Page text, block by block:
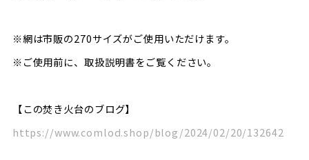
※網は市販の270サイズがご使用いただけます。
※ご使用前に、取扱説明書をご覧ください。
【この焚き火台のブログ】
https://www.comlod.shop/blog/2024/02/20/132642